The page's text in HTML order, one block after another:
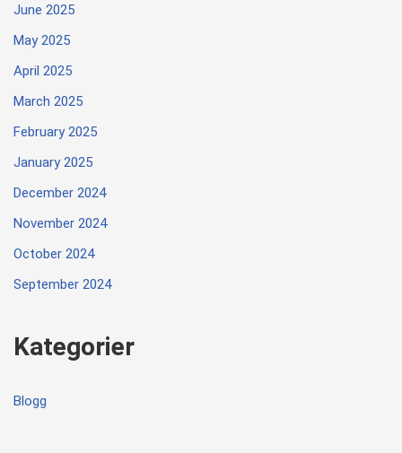
June 2025
May 2025
April 2025
March 2025
February 2025
January 2025
December 2024
November 2024
October 2024
September 2024
Kategorier
Blogg